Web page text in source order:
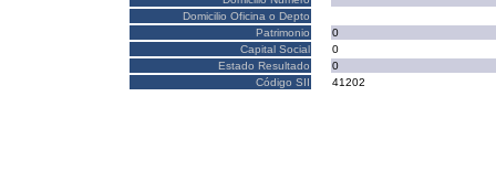
Domicilio Oficina o Depto
Patrimonio
0
Capital Social
0
Estado Resultado
0
Código SII
41202